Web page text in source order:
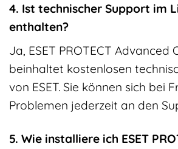
4. Ist technischer Support im
enthalten?
Ja, ESET PROTECT Advanced
beinhaltet kostenlosen
von ESET. Sie können sich bei
Problemen jederzeit an den
5. Wie installiere ich ESET